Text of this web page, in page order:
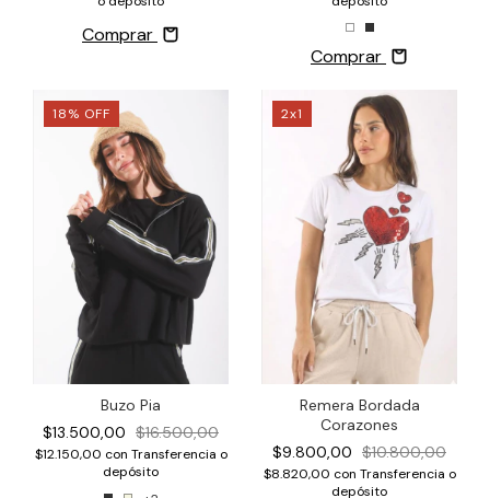
Comprar
Comprar
18% OFF
Buzo Pia
$13.500,00 $16.500,00
$12.150,00 con Transferencia o
depósito
2x1
Remera Bordada
Corazones
$9.800,00 $10.800,00
$8.820,00 con Transferencia o
depósito